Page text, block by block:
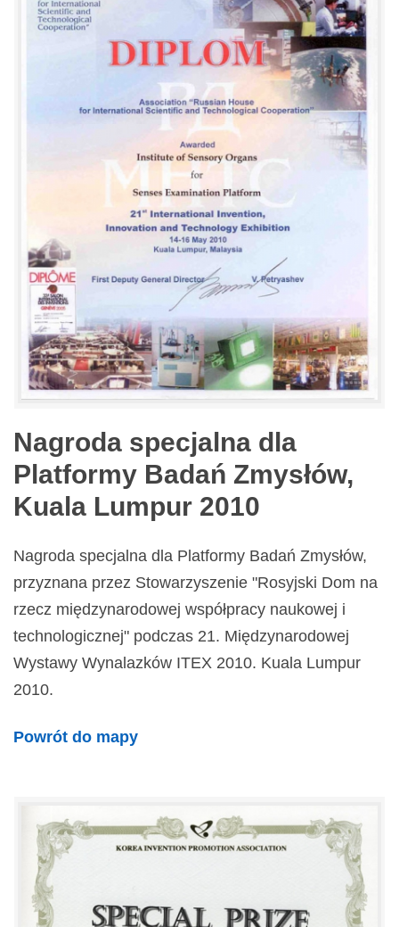
Nagroda specjalna dla
Platformy Badań Zmysłów,
Kuala Lumpur 2010
Nagroda specjalna dla Platformy Badań Zmysłów,
przyznana przez Stowarzyszenie "Rosyjski Dom na
rzecz międzynarodowej współpracy naukowej i
technologicznej" podczas 21. Międzynarodowej
Wystawy Wynalazków ITEX 2010. Kuala Lumpur
2010.
Powrót do mapy